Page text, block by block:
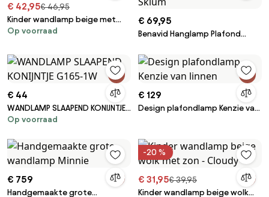
€ 42,95€ 46,95
Kinder wandlamp beige met
detail incl. LED 3-staps dimbaar
Op voorraad
€ 69,95
Benavid Hanglamp Plafond
Beige – Crème - Sklum
€ 44
WANDLAMP SLAAPEND KONIJNTJE
G165-1W
Op voorraad
€ 129
Design plafondlamp Kenzie van
€ 759
Handgemaakte grote
-20 %
€ 31,95€ 39,95
Kinder wandlamp beige wolk